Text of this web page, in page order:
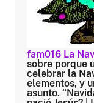
fam016 La
sobre porque
celebrar la
elementos, y
asunto.